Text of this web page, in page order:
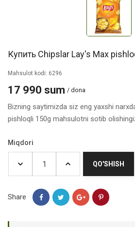
Купить Chipslar Lay's Max
Mahsulot kodi: 6296
17 990 sum / dona
Bizning saytimizda siz eng yaxshi
pishloqli 150g mahsulotni sotib
Miqdori
QO'SHISH
Share